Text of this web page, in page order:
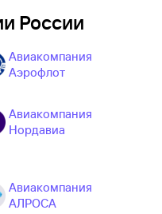
России
Авиакомпания
Аэрофлот
Авиакомпания
Нордавиа
Авиакомпания
АЛРОСА